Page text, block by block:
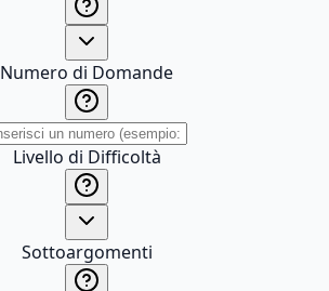
Numero di Domande
Livello di Difficoltà
Sottoargomenti